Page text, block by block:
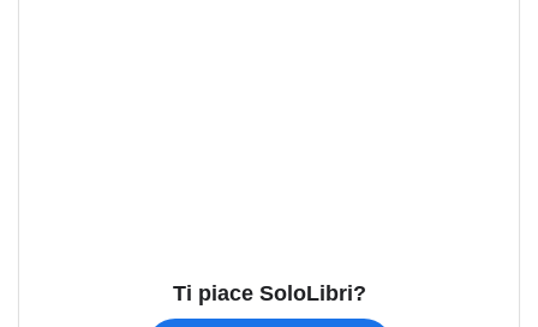
Ti piace SoloLibri?